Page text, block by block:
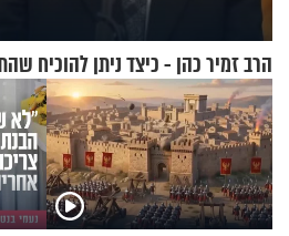
הרב זמיר כהן - כיצד ניתן להוכיח